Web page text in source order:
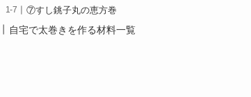
⑦すし銚子丸の恵方巻
自宅で太巻きを作る材料一覧